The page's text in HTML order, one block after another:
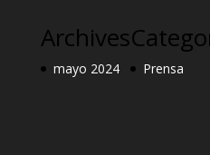
Archives
mayo 2024 Prensa